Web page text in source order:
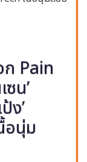
Pain
น’
ง’
อนุ่ม